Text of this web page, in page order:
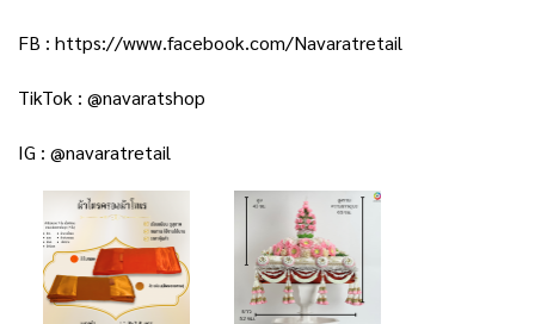
FB : https://www.facebook.com/Navaratretail
TikTok : @navaratshop
IG : @navaratretail